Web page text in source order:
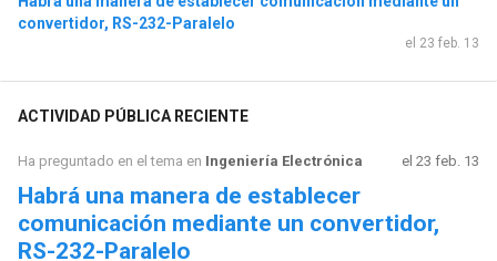
convertidor, RS-232-Paralelo
el 23 feb. 13
ACTIVIDAD PÚBLICA RECIENTE
Ha preguntado en el tema en Ingeniería Electrónica el 23 feb. 13
Habrá una manera de establecer
comunicación mediante un convertidor,
RS-232-Paralelo